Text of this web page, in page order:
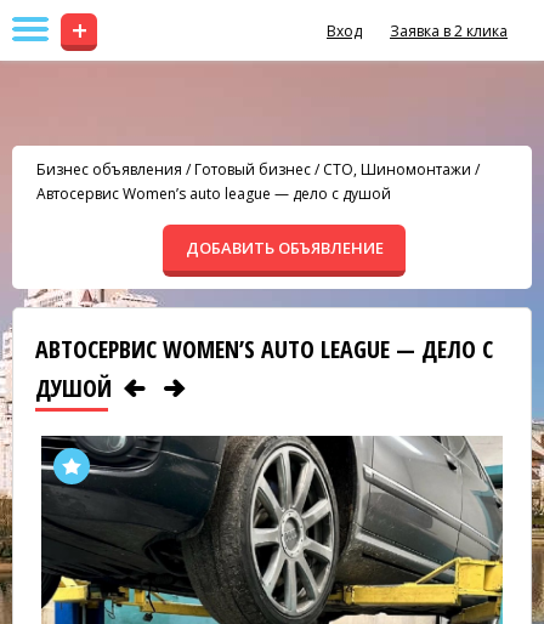
+ Вход Заявка в 2 клика
Бизнес объявления /Готовый бизнес/СТО, Шиномонтажи /
Автосервис Women’s auto league — дело с душой
ДОБАВИТЬ ОБЪЯВЛЕНИЕ
АВТОСЕРВИС WOMEN’S AUTO LEAGUE — ДЕЛО С
ДУШОЙ